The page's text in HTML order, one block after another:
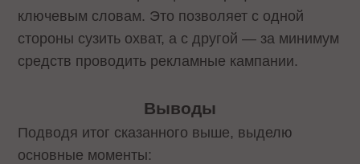
ключевым словам. Это позволяет с одной
стороны сузить охват, а с другой — за минимум
средств проводить рекламные кампании.
Выводы
Подводя итог сказанного выше, выделю
основные моменты: